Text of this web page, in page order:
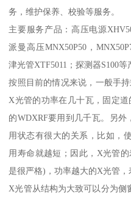
务，维护保养、校验等服务。
主要服务产品：高压电源
派曼高压MNX50P50，
津光管XTF5011；探测器S100等
按照目前的情况来说，一般手
X光管的功率在几十瓦，固定
的WDXRF要用到几千瓦。另
用状态有很大的关系，比如，
用寿命就越短；因此，X光管
是很严格)，功率越大的X光管，
X光管从结构为大致可以分为侧